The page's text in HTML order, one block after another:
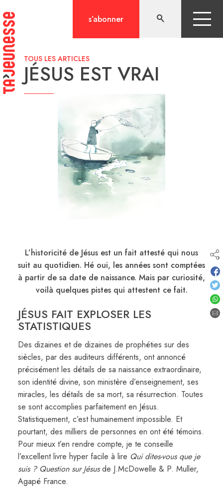
au
contenu
s’abonner
TOUS LES ARTICLES
JÉSUS EST VRAI
L’historicité de Jésus est un fait attesté qui nous
suit au quotidien. Hé oui, les années sont comptées
à partir de sa date de naissance. Mais par curiosité,
voilà quelques pistes qui attestent ce fait.
JÉSUS FAIT EXPLOSER LES
STATISTIQUES
Des dizaines et de dizaines de prophéties sur des
siècles, par des auditeurs différents, ont annoncé
précisément les détails de sa naissance extraordinaire,
son identité divine, son ministère d’enseignement, ses
miracles, les détails de sa mort, sa résurrection. Toutes
se sont accomplies parfaitement en Jésus.
Statistiquement, c’est humainement impossible. Et
pourtant, des milliers de personnes en ont été témoins.
Pour mieux t’en rendre compte, je te conseille
l’excellent livre hyper facile à lire Qui dites-vous que je
suis ? Question sur Jésusde J.McDowelle & P. Muller,
Agapé France.